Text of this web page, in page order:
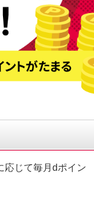
応じて毎月dポイン